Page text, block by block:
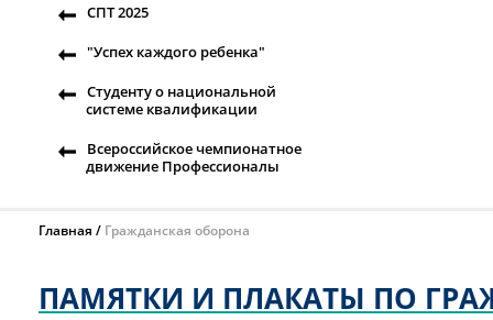
СПТ 2025
"Успех каждого ребенка"
Студенту о национальной
системе квалификации
Всероссийское чемпионатное
движение Профессионалы
Главная Гражданская оборона
ПАМЯТКИ И ПЛАКАТЫ ПО